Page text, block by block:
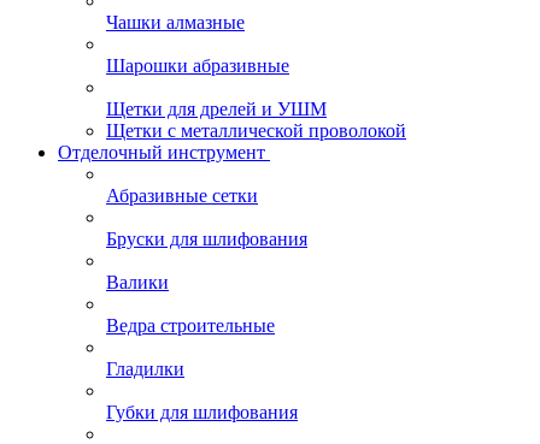
Чашки алмазные
Шарошки абразивные
Щетки для дрелей и УШМ
Щетки с металлической проволокой
Отделочный инструмент
Абразивные сетки
Бруски для шлифования
Валики
Ведра строительные
Гладилки
Губки для шлифования